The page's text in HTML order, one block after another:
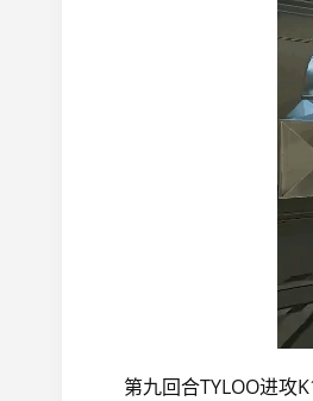
第九回合TYLOO进攻